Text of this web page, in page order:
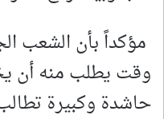
مؤكداً بأن الشعب
وقت يطلب منه أن
حاشدة وكبيرة